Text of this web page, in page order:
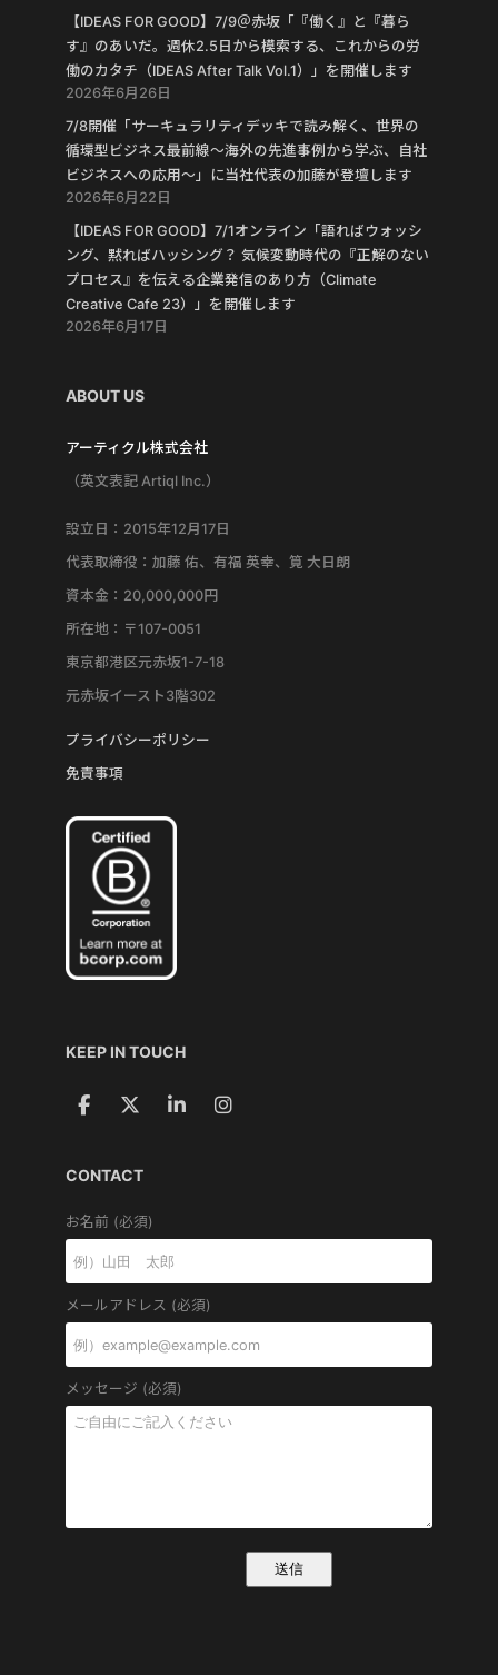
【IDEAS FOR GOOD】7/9＠赤坂「『働く』と『暮ら
す』のあいだ。週休2.5日から模索する、これからの労
働のカタチ（IDEAS After Talk Vol.1）」を開催します
2026年6月26日
7/8開催「サーキュラリティデッキで読み解く、世界の
循環型ビジネス最前線〜海外の先進事例から学ぶ、自社
ビジネスへの応用〜」に当社代表の加藤が登壇します
2026年6月22日
【IDEAS FOR GOOD】7/1オンライン「語ればウォッシ
ング、黙ればハッシング？ 気候変動時代の『正解のない
プロセス』を伝える企業発信のあり方（Climate
Creative Cafe 23）」を開催します
2026年6月17日
ABOUT US
アーティクル株式会社
（英文表記 Artiql Inc.）
設立日：2015年12月17日
代表取締役：加藤 佑、有福 英幸、筧 大日朗
資本金：20,000,000円
所在地：〒107-0051
東京都港区元赤坂1-7-18
元赤坂イースト3階302
プライバシーポリシー
免責事項
KEEP IN TOUCH
CONTACT
お名前 (必須)
メールアドレス (必須)
メッセージ (必須)